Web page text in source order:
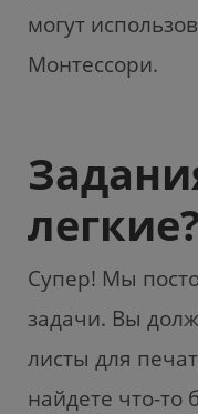
могут
Монтессори.
легкие?
Супер! Мы
задачи. Вы
листы для
найдете что-